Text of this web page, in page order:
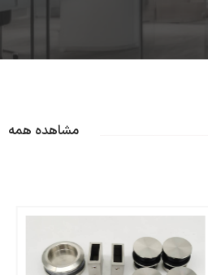
مشاهده همه